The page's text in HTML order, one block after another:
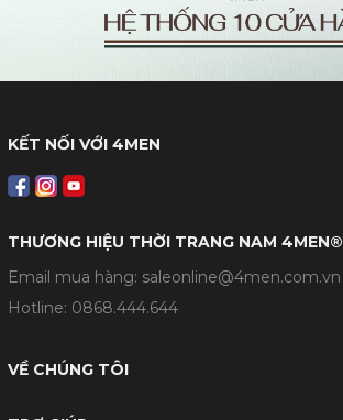
KẾT NỐI VỚI 4MEN
THƯƠNG HIỆU THỜI TRANG NAM 4MEN®
Email mua hàng: saleonline@4men.com.vn
Hotline: 0868.444.644
VỀ CHÚNG TÔI